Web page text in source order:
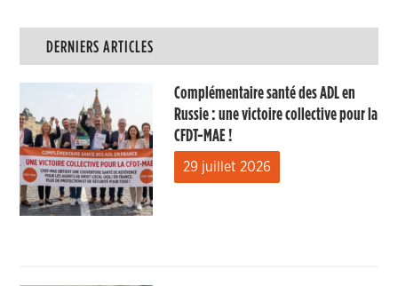
DERNIERS ARTICLES
Complémentaire santé des ADL en
Russie : une victoire collective pour la
CFDT-MAE !
29 juillet 2026